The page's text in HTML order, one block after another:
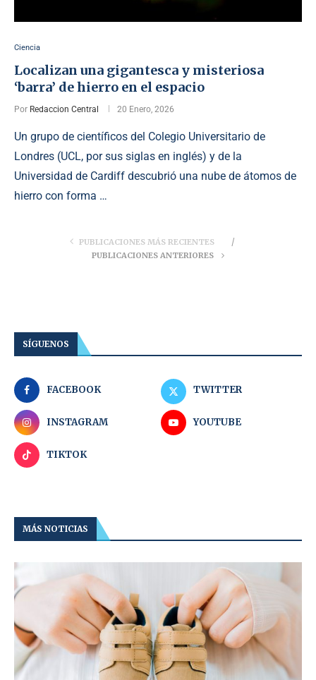
Ciencia
Localizan una gigantesca y misteriosa
‘barra’ de hierro en el espacio
Por Redaccion Central 20 Enero, 2026
Un grupo de científicos del Colegio Universitario de
Londres (UCL, por sus siglas en inglés) y de la
Universidad de Cardiff descubrió una nube de átomos de
hierro con forma …
PUBLICACIONES MÁS RECIENTES
PUBLICACIONES ANTERIORES
SÍGUENOS
FACEBOOK TWITTER
INSTAGRAM YOUTUBE
TIKTOK
MÁS NOTICIAS